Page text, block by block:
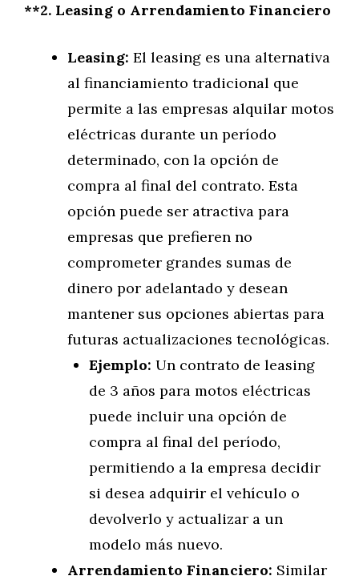
**2. Leasing o Arrendamiento Financiero
Leasing: El leasing es una alternativa
al financiamiento tradicional que
permite a las empresas alquilar motos
eléctricas durante un período
determinado, con la opción de
compra al final del contrato. Esta
opción puede ser atractiva para
empresas que prefieren no
comprometer grandes sumas de
dinero por adelantado y desean
mantener sus opciones abiertas para
futuras actualizaciones tecnológicas.
Ejemplo: Un contrato de leasing
de 3 años para motos eléctricas
puede incluir una opción de
compra al final del período,
permitiendo a la empresa decidir
si desea adquirir el vehículo o
devolverlo y actualizar a un
modelo más nuevo.
Arrendamiento Financiero: Similar